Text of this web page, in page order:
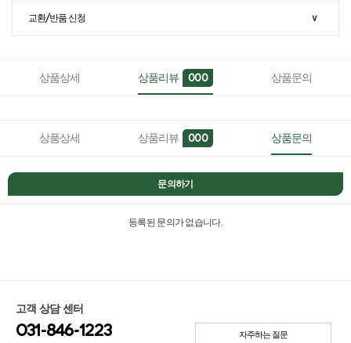
교환/반품 신청 ∨
상품상세 상품리뷰 000 상품문의
상품상세 상품리뷰 000 상품문의
문의하기
등록된 문의가 없습니다.
고객 상담 센터
031-846-1223 자주하는 질문